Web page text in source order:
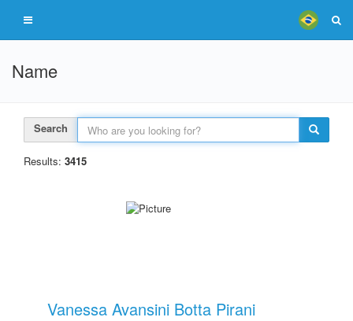
Name
Search
Results: 3415
Vanessa Avansini Botta Pirani